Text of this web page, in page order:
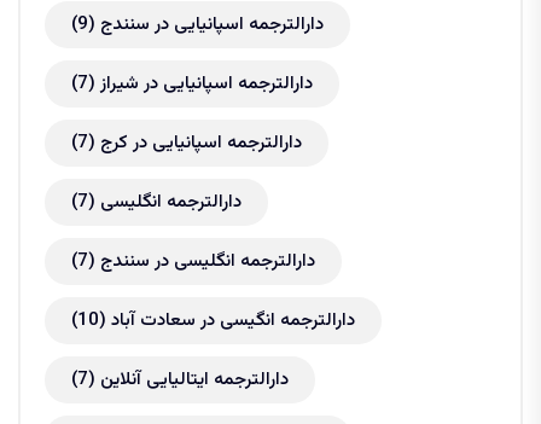
دارالترجمه اسپانیایی در سنندج (9)
دارالترجمه اسپانیایی در شیراز(7)
دارالترجمه اسپانیایی در کرج (7)
دارالترجمه انگلیسی (7)
دارالترجمه انگلیسی در سنندج (7)
دارالترجمه انگیسی در سعادت آباد (10)
دارالترجمه ایتالیایی آنلاین (7)